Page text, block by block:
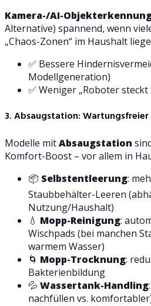
Kamera-/AI-
Alternative) spannend, wenn
„Chaos-Zonen“ im Haushalt
✅ Bessere
Modellgeneration)
✅ Weniger „Roboter
3. Absaugstation:
Modelle mitAbsaugstation
Komfort-Boost – vor allem in
📦 Selbstentleerung:
Staubbehälter-Leeren
Nutzung/Haushalt)
💧 Mopp-Reinigung:
Wischpads (bei manchen
warmem Wasser)
🌀 Mopp-Trocknung:
Bakterienbildung
💦 Wassertank-Handling
nachfüllen vs.